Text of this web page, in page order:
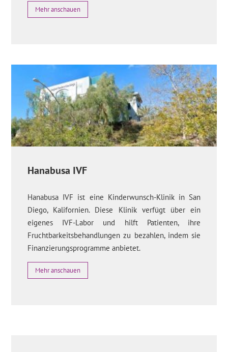
Mehr anschauen
Hanabusa IVF
Hanabusa IVF ist eine Kinderwunsch-Klinik in San
Diego, Kalifornien. Diese Klinik verfügt über ein
eigenes IVF-Labor und hilft Patienten, ihre
Fruchtbarkeitsbehandlungen zu bezahlen, indem sie
Finanzierungsprogramme anbietet.
Mehr anschauen